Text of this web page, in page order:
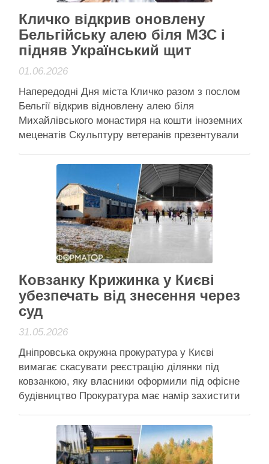
Кличко відкрив оновлену
Бельгійську алею біля МЗС і
підняв Український щит
01.06.2026
Напередодні Дня міста Кличко разом з послом
Бельгії відкрив відновлену алею біля
Михайлівського монастиря на кошти іноземних
меценатів Скульптуру ветеранів презентували
Дня Києва у Шевченківському районі столиці
урочисто відкрили оновлену Бельгійську алею
поряд із дзвіницею Михайлівського
Золотоверхого монастиря. Кошти для реновації
столиці запропонувала бельгійська сторона.
Головним …
Читати далі
Активісти району
Ковзанку Крижинка у Києві
убезпечать від знесення через
суд
31.05.2026
Дніпровська окружна прокуратура у Києві
вимагає скасувати реєстрацію ділянки під
ковзанкою, яку власники оформили під офісне
будівництво Прокуратура має намір захистити
суду, аби скасувати реєстрацію ділянки
Дніпровська окружна прокуратура міста Києва
подала до суду позов, щоб зупинити можливу